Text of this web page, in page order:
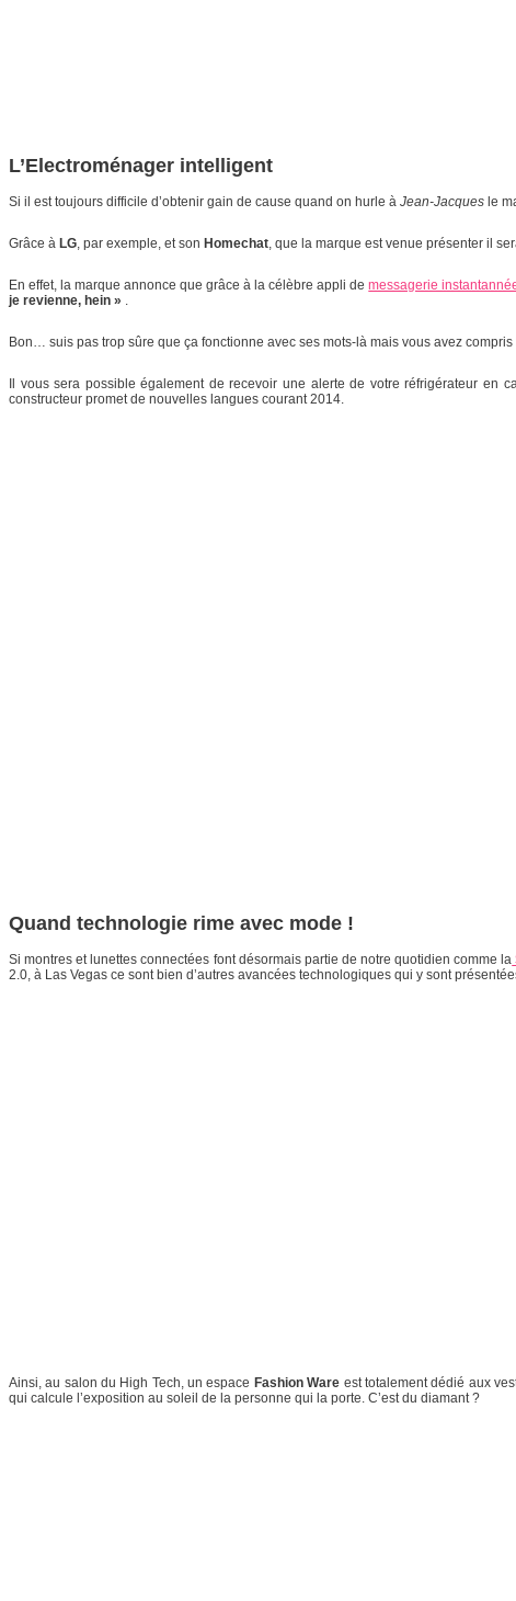
L’Electroménager intelligent
Si il est toujours difficile d’obtenir gain de cause quand on hurle à Jean-Jacques le
Grâce à LG , par exemple, et son Homechat , que la marque est venue présenter il
En effet, la marque annonce que grâce à la célèbre appli demessagerie
je revienne, hein »
Bon… suis pas trop sûre que ça fonctionne avec ses mots-là mais vous avez compris
Il vous sera possible également de recevoir une alerte de votre réfrigérateur en
constructeur promet de nouvelles langues courant 2014.
Quand technologie rime avec mode !
Si montres et lunettes connectées font désormais partie de notre quotidien comme la
2.0, à Las Vegas ce sont bien d’autres avancées technologiques qui y sont
Ainsi, au salon du High Tech, un espace Fashion Ware est totalement dédié aux
qui calcule l’exposition au soleil de la personne qui la porte. C’est du diamant ?